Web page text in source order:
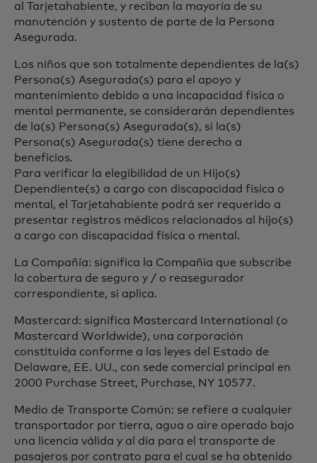
al Tarjetahabiente, y reciban la mayoría de su
manutención y sustento de parte de la Persona
Asegurada.
Los niños que son totalmente dependientes de la(s)
Persona(s) Asegurada(s) para el apoyo y
mantenimiento debido a una incapacidad física o
mental permanente, se considerarán dependientes
de la(s) Persona(s) Asegurada(s), si la(s)
Persona(s) Asegurada(s) tiene derecho a
beneficios.
Para verificar la elegibilidad de un Hijo(s)
Dependiente(s) a cargo con discapacidad física o
mental, el Tarjetahabiente podrá ser requerido a
presentar registros médicos relacionados al hijo(s)
a cargo con discapacidad física o mental.
La Compañía: significa la Compañía que subscribe
la cobertura de seguro y / o reasegurador
correspondiente, si aplica.
Mastercard: significa Mastercard International (o
Mastercard Worldwide), una corporación
constituida conforme a las leyes del Estado de
Delaware, EE. UU., con sede comercial principal en
2000 Purchase Street, Purchase, NY 10577.
Medio de Transporte Común: se refiere a cualquier
transportador por tierra, agua o aire operado bajo
una licencia válida y al día para el transporte de
pasajeros por contrato para el cual se ha obtenido